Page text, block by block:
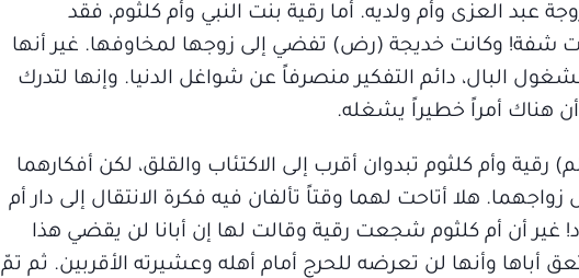
عبد العزى وأم ولديه. أما رقية بنت النبي وأم كلثوم، فقد
شفة! وكانت خديجة (رض) تفضي إلى زوجها لمخاوفها. غير أنها
البال، دائم التفكير منصرفاً عن شواغل الدنيا. وإنها لتدرك
هناك أمراً خطيراً يشغله.
وأم كلثوم تبدوان أقرب إلى الاكتئاب والقلق، لكن أفكارهما
هلا أتاحت لهما وقتاً تألفان فيه فكرة الانتقال إلى دار أم
غير أن أم كلثوم شجعت رقية وقالت لها إن أبانا لن يقضي هذا
أباها وأنها لن تعرضه للحرج أمام أهله وعشيرته الأقربين. ثم تمّ